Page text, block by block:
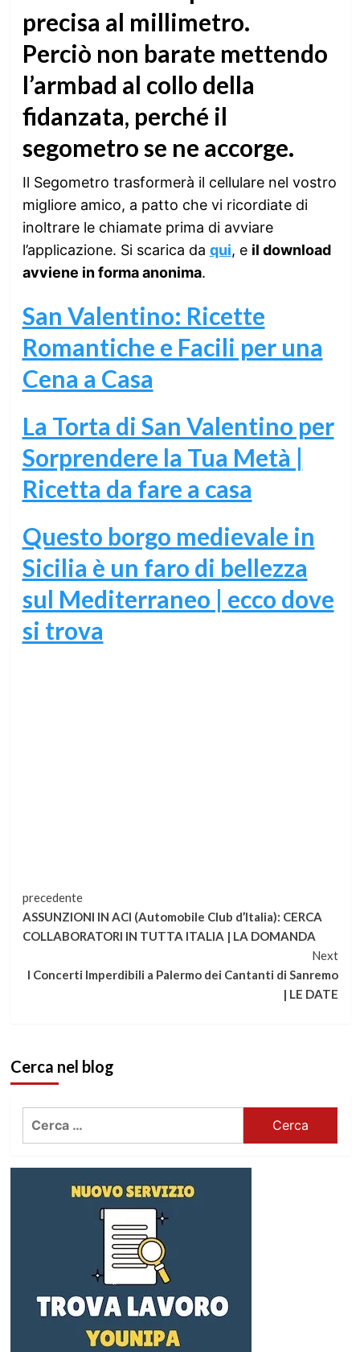
precisa al millimetro.
Perciò non barate mettendo
l’armbad al collo della
fidanzata, perché il
segometro se ne accorge.
Il Segometro trasformerà il cellulare nel vostro
migliore amico, a patto che vi ricordiate di
inoltrare le chiamate prima di avviare
l’applicazione. Si scarica da qui, e il download
avviene in forma anonima.
San Valentino: Ricette
Romantiche e Facili per una
Cena a Casa
La Torta di San Valentino per
Sorprendere la Tua Metà |
Ricetta da fare a casa
Questo borgo medievale in
Sicilia è un faro di bellezza
sul Mediterraneo | ecco dove
si trova
Continua
a
leggere
precedente
ASSUNZIONI IN ACI (Automobile Club d’Italia): CERCA
COLLABORATORI IN TUTTA ITALIA | LA DOMANDA
Next
I Concerti Imperdibili a Palermo dei Cantanti di Sanremo
| LE DATE
Cerca nel blog